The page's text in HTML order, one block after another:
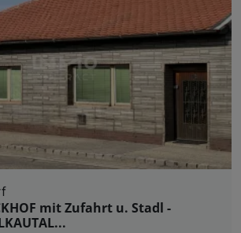
mit Zufahrt u. Stadl -